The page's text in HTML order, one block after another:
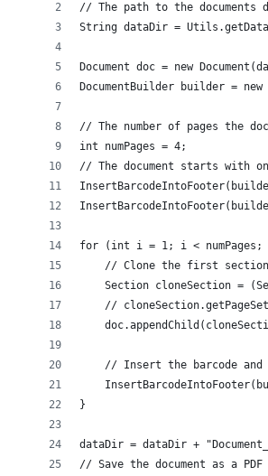
// The path to the documents
String dataDir =
Document doc = new
DocumentBuilder builder = new
// The number of pages the
int numPages = 4;
// The document starts with
for (int i = 1; i < numPages;
// Clone the first
Section cloneSection =
//
// Insert the barcode
}
dataDir = dataDir +
// Save the document as a